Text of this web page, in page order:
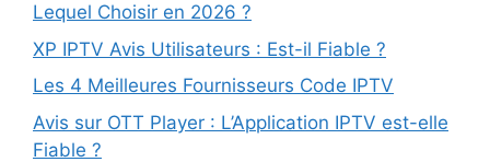
Lequel Choisir en 2026 ?
XP IPTV Avis Utilisateurs : Est-il Fiable ?
Les 4 Meilleures Fournisseurs Code IPTV
Avis sur OTT Player : L’Application IPTV est-elle
Fiable ?